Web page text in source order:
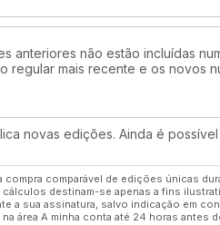
anteriores não estão incluídas
regular mais recente e os novos
novas edições. Ainda é
comparável de edições únicas
destinam-se apenas a fins
a sua assinatura, salvo indicação em
área A minha conta até 24 horas antes